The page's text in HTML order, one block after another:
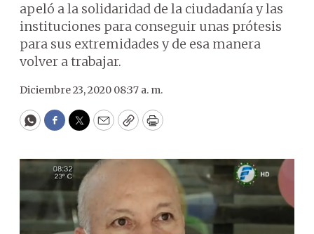
apeló a la solidaridad de la ciudadanía y las
instituciones para conseguir unas prótesis
para sus extremidades y de esa manera
volver a trabajar.
Diciembre 23, 2020 08:37 a. m.
WhatsApp
Facebook
Twitter
EmailCopyPrint